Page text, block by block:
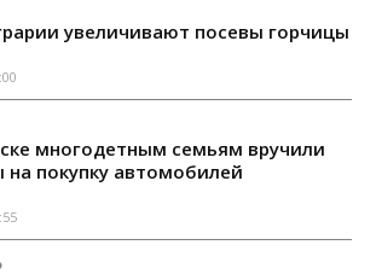
увеличивают посевы горчицы
многодетным семьям вручили
на покупку автомобилей